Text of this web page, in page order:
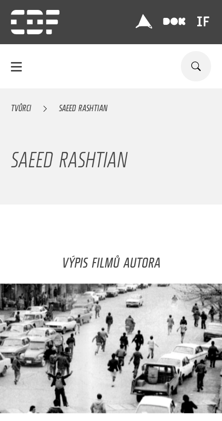
TVŮRCI SAEED RASHTIAN
SAEED RASHTIAN
VÝPIS FILMŮ AUTORA